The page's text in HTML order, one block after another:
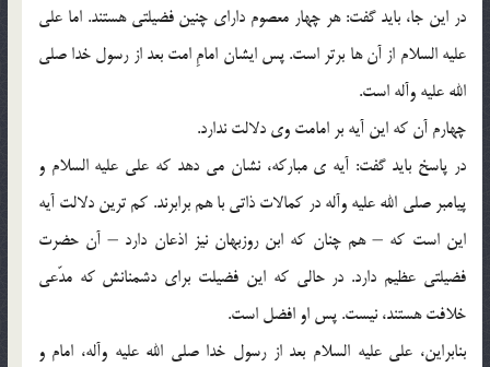
در این جا، باید گفت: هر چهار معصوم داراى چنین فضیلتى هستند. اما على
علیه السلام از آن ها برتر است. پس ایشان امامِ امت بعد از رسول خدا صلى
الله علیه وآله است.
چهارم آن که این آیه بر امامت وى دلالت ندارد.
در پاسخ باید گفت: آیه ی مبارکه، نشان مى دهد که على علیه السلام و
پیامبر صلى الله علیه وآله در کمالات ذاتى با هم برابرند. کم ترین دلالت آیه
این است که – هم چنان که ابن روزبهان نیز اذعان دارد – آن حضرت
فضیلتى عظیم دارد. در حالى که این فضیلت براى دشمنانش که مدّعى
خلافت هستند، نیست. پس او افضل است.
بنابراین، على علیه السلام بعد از رسول خدا صلى الله علیه وآله، امام و